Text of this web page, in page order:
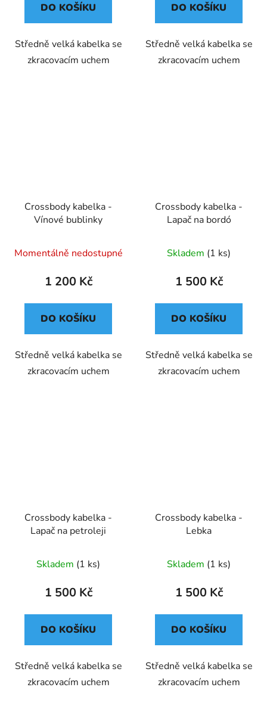
DO KOŠÍKU
Středně velká kabelka se
zkracovacím uchem
DO KOŠÍKU
Středně velká kabelka se
zkracovacím uchem
Crossbody kabelka -
Vínové bublinky
Momentálně nedostupné
1 200 Kč
DO KOŠÍKU
Středně velká kabelka se
zkracovacím uchem
Crossbody kabelka -
Lapač na bordó
Skladem (1 ks)
1 500 Kč
DO KOŠÍKU
Středně velká kabelka se
zkracovacím uchem
Crossbody kabelka -
Lapač na petroleji
Skladem (1 ks)
1 500 Kč
DO KOŠÍKU
Středně velká kabelka se
zkracovacím uchem
Crossbody kabelka -
Lebka
Skladem (1 ks)
1 500 Kč
DO KOŠÍKU
Středně velká kabelka se
zkracovacím uchem